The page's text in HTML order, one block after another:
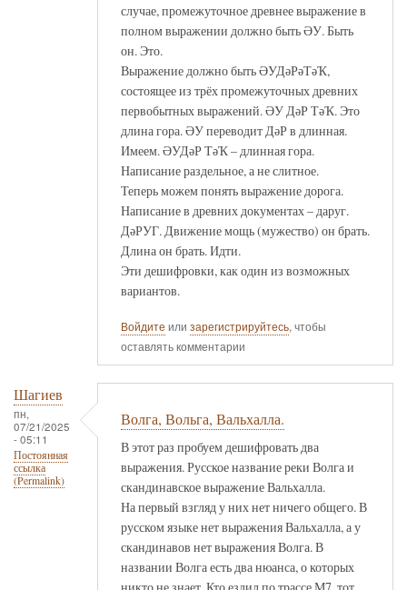
случае, промежуточное древнее выражение в
полном выражении должно быть ӘУ. Быть
он. Это.
Выражение должно быть ӘУДәРәТәҠ,
состоящее из трёх промежуточных древних
первобытных выражений. ӘУ ДәР ТәҠ. Это
длина гора. ӘУ переводит ДәР в длинная.
Имеем. ӘУДәР ТәҠ – длинная гора.
Написание раздельное, а не слитное.
Теперь можем понять выражение дорога.
Написание в древних документах – даруг.
ДәРУГ. Движение мощь (мужество) он брать.
Длина он брать. Идти.
Эти дешифровки, как один из возможных
вариантов.
Войдите или зарегистрируйтесь, чтобы
оставлять комментарии
Шагиев
пн,
07/21/2025
- 05:11
Постоянная
ссылка
(Permalink)
Волга, Вольга, Вальхалла.
В этот раз пробуем дешифровать два
выражения. Русское название реки Волга и
скандинавское выражение Вальхалла.
На первый взгляд у них нет ничего общего. В
русском языке нет выражения Вальхалла, а у
скандинавов нет выражения Волга. В
названии Волга есть два нюанса, о которых